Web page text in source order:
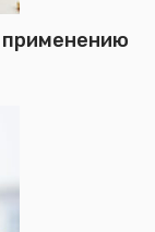
применению